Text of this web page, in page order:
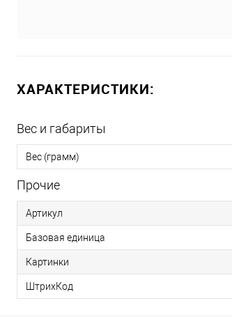
ХАРАКТЕРИСТИКИ:
Вес и габариты
Вес (грамм)
Прочие
Артикул
Базовая единица
Картинки
ШтрихКод